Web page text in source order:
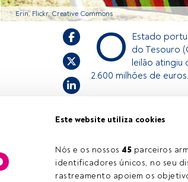
Este website utiliza cookies
Nós e os nossos 45 parceiros
identificadores únicos, no seu
rastreamento apoiem os
Erin, Flickr, Creative Commons
Tempo de leitura:2 min.
O Estado
do Tesouro
leilão atingiu
2.600 milhões de euros.
Este é um artigo
convidamo-lo a
FundsPeople oferece.